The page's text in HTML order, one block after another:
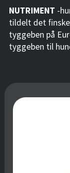
NUTRIMENT -
tildelt det
tyggeben på
tyggeben til